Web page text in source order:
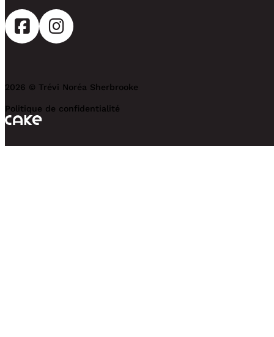
Politique de confidentialité
2026 © Trévi Noréa Sherbrooke